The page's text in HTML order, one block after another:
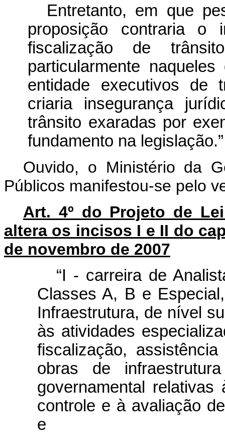
Entretanto, em que
proposição contraria o
fiscalização de
particularmente
entidade executivos de
criaria insegurança
trânsito exaradas por
fundamento na legislação.”
Ouvido, o Ministério da
Públicos manifestou-se pelo
Art. 4º do Projeto de
altera os incisos I e II do
de novembro de 2007
“I - carreira de
Classes A, B e
Infraestrutura, de nível
às atividades
fiscalização,
obras de
governamental
controle e à avaliação
e